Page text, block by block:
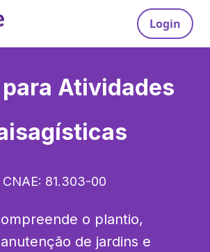
Login
Atividades
CNAE: 81.303-00
o plantio,
de jardins e